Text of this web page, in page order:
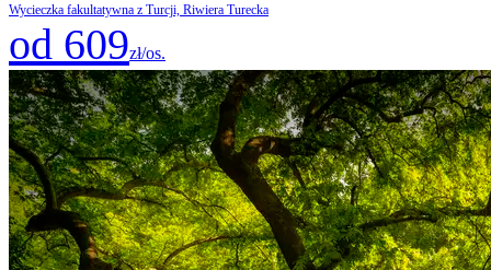
Wycieczka fakultatywna z Turcji, Riwiera Turecka
od 609zł/os.